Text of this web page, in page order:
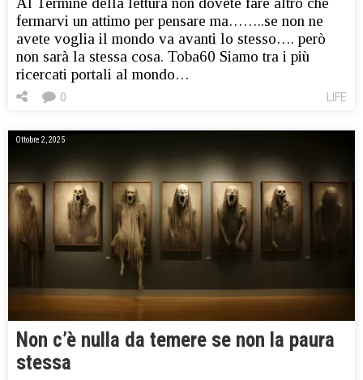
fermarvi un attimo per pensare ma……..se non ne
avete voglia il mondo va avanti lo stesso…. però
non sarà la stessa cosa. Toba60 Siamo tra i più
ricercati portali al mondo…
LIFE
0
Ottobre 2, 2025
Non c’è nulla da temere se non la paura
stessa